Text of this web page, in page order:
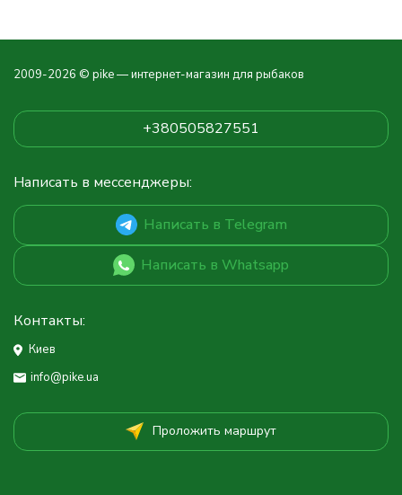
2009-2026 © pike — интернет-магазин для рыбаков
+380505827551
Написать в мессенджеры:
Написать в Telegram
Написать в Whatsapp
Контакты:
Киев
info@pike.ua
Проложить маршрут